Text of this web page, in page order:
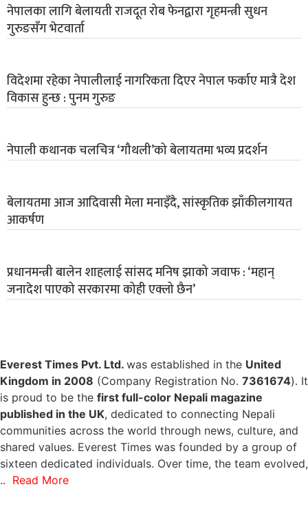
नेपालका लागि बेलायती राजदूत रोब फेनद्वारा गृहमन्त्री सुधन
गुरुङसँग भेटवार्ता
विदेशमा रहेका नेपालीलाई नागरिकता दिएर नेपाल फर्काए मात्रै देश
विकास हुन्छ : पुनम गुरुङ
नेपाली कथानक चलचित्र ‘गौथली’को बेलायतमा भव्य प्रदर्शन
बेलायतमा आज आदिवासी मेला मनाइँदै, सांस्कृतिक झाँकीलगायत
आकर्षण
प्रधानमन्त्री बालेन शाहलाई सांसद मनिष झाको जवाफ : ‘महान्
जनादेश पाएको सरकारमा कोही एक्लो छैन’
Everest Times Pvt. Ltd. was established in the United
Kingdom in 2008 (Company Registration No. 7361674). It
is proud to be the first full-color Nepali magazine
published in the UK, dedicated to connecting Nepali
communities across the world through news, culture, and
shared values. Everest Times was founded by a group of
sixteen dedicated individuals. Over time, the team evolved,
.. Read More